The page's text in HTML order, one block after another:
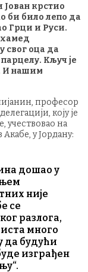
Јован крстио
би било лепо да
Грци и Руси.
свог оца да
Кључ је
И нашим
професор
коју је
учествовао на
у Јордану:
дошао у
није
се
разлога,
много
да будући
изграђен